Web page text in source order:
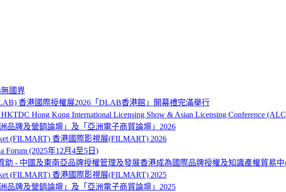
國界
香港國際授權展2026「DLAB香港館」開幕禮完滿舉行
Hong Kong International Licensing Show & Asian Licensing Conference
洲品牌及營銷論壇」及「亞洲電子商貿論壇」2026
(FILMART) 香港國際影視展(FILMART) 2026
Forum (2025年12月4至5日)
- 中國及東南亞品牌授權管理及發展香港成為國際品牌授權及知識產權貿易中
(FILMART) 香港國際影視展(FILMART) 2025
洲品牌及營銷論壇」及「亞洲電子商貿論壇」2025